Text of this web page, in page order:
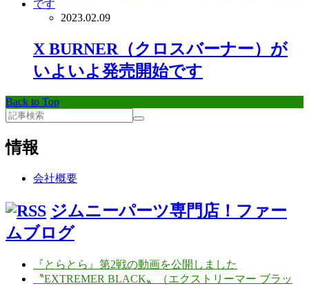
2023.02.09
X BURNER（クロスバーナー）が
いよいよ発売開始です
Back to Top
情報
会社概要
ジムニーパーツ専門店！ファー
ムブログ
『とらとら』第2戦の動画を公開しました
〝EXTREMER BLACK〟（エクストリーマー ブラッ